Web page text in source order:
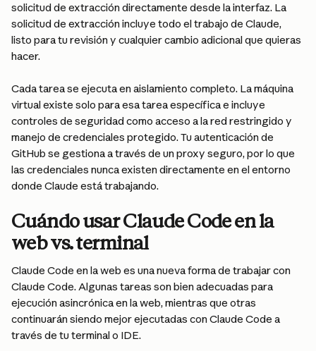
solicitud de extracción directamente desde la interfaz. La
solicitud de extracción incluye todo el trabajo de Claude,
listo para tu revisión y cualquier cambio adicional que quieras
hacer.
Cada tarea se ejecuta en aislamiento completo. La máquina
virtual existe solo para esa tarea específica e incluye
controles de seguridad como acceso a la red restringido y
manejo de credenciales protegido. Tu autenticación de
GitHub se gestiona a través de un proxy seguro, por lo que
las credenciales nunca existen directamente en el entorno
donde Claude está trabajando.
Cuándo usar Claude Code en la
web vs. terminal
Claude Code en la web es una nueva forma de trabajar con
Claude Code. Algunas tareas son bien adecuadas para
ejecución asincrónica en la web, mientras que otras
continuarán siendo mejor ejecutadas con Claude Code a
través de tu terminal o IDE.